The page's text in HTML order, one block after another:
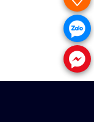
.
.